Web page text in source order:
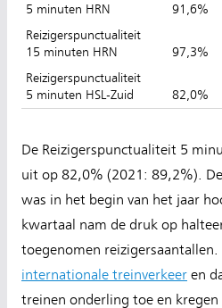
5 minuten HRN
91,6%
Reizigerspunctualiteit
15 minuten HRN
97,3%
Reizigerspunctualiteit
5 minuten HSL-Zuid
82,0%
De Reizigerspunctualiteit 5
uit op 82,0% (2021: 89,2%).
was in het begin van het jaar
kwartaal nam de druk op
toegenomen
internationale treinverkeer en
treinen onderling toe en